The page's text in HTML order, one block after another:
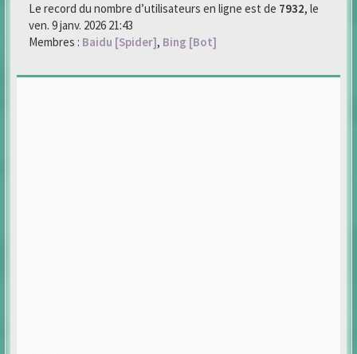
Le record du nombre d’utilisateurs en ligne est de 7932, le
ven. 9 janv. 2026 21:43
Membres : Baidu [Spider], Bing [Bot]